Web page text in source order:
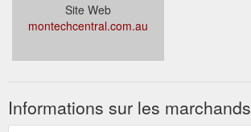
Site Web
montechcentral.com.au
Informations sur les marchands